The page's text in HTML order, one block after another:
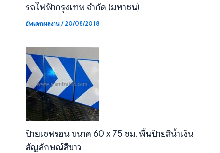
รถไฟฟ้ากรุงเทพ จำกัด (มหาชน)
อัพเดทผลงาน/20/08/2018
ป้ายเชฟรอน ขนาด 60 x 75 ซม. พื้นป้ายสีน้ำเงิน
สัญลักษณ์สีขาว